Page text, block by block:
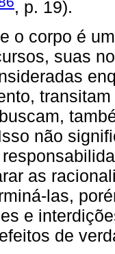
, p. 19).
o corpo é
suas
não
as
las,
e
de